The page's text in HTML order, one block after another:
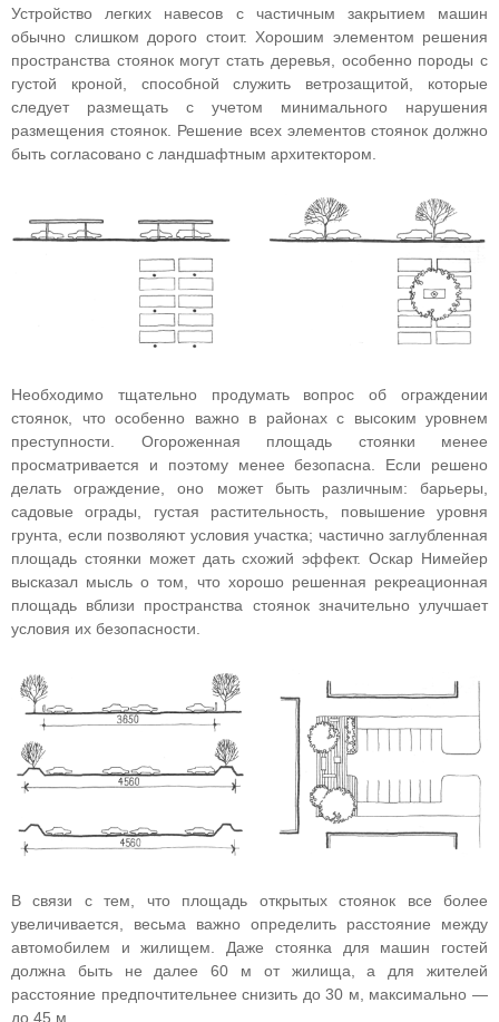
Устройство легких навесов с частичным закрытием машин
обычно слишком дорого стоит. Хорошим элементом решения
пространства стоянок могут стать деревья, особенно породы с
густой кроной, способной служить ветрозащитой, которые
следует размещать с учетом минимального нарушения
размещения стоянок. Решение всех элементов стоянок должно
быть согласовано с ландшафтным архитектором.
Необходимо тщательно продумать вопрос об ограждении
стоянок, что особенно важно в районах с высоким уровнем
преступности. Огороженная площадь стоянки менее
просматривается и поэтому менее безопасна. Если решено
делать ограждение, оно может быть различным: барьеры,
садовые ограды, густая растительность, повышение уровня
грунта, если позволяют условия участка; частично заглубленная
площадь стоянки может дать схожий эффект. Оскар Нимейер
высказал мысль о том, что хорошо решенная рекреационная
площадь вблизи пространства стоянок значительно улучшает
условия их безопасности.
В связи с тем, что площадь открытых стоянок все более
увеличивается, весьма важно определить расстояние между
автомобилем и жилищем. Даже стоянка для машин гостей
должна быть не далее 60 м от жилища, а для жителей
расстояние предпочтительнее снизить до 30 м, максимально —
до 45 м.